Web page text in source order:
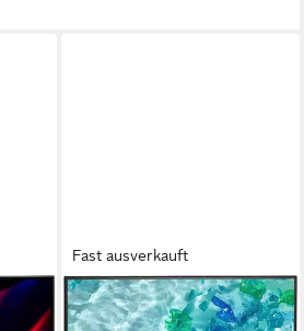
Fast ausverkauft
ACER
Vero CB242YP6bmiprx LED-